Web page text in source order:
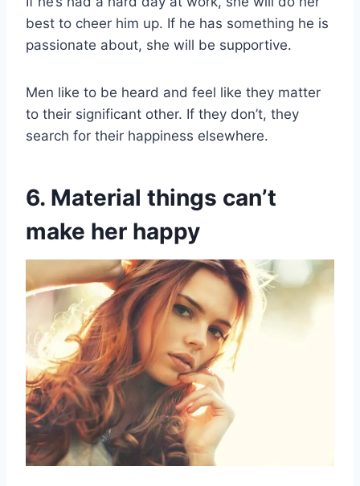
best to cheer him up. If he has something he is
passionate about, she will be supportive.
Men like to be heard and feel like they matter
to their significant other. If they don’t, they
search for their happiness elsewhere.
6. Material things can’t
make her happy